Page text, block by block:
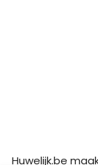
Huwelijk.be